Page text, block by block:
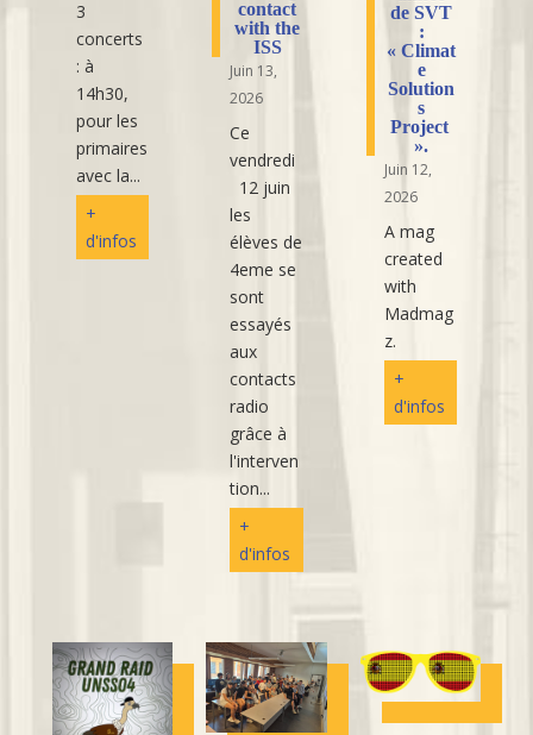
3
concerts
: à
14h30,
pour les
primaires
avec la...
+
d'infos
contact
with the
ISS
Juin 13,
2026
Ce
vendredi
12 juin
les
élèves de
4eme se
sont
essayés
aux
contacts
radio
grâce à
l'interven
tion...
+
d'infos
de SVT
:
« Climat
e
Solution
s
Project
».
Juin 12,
2026
A mag
created
with
Madmag
z.
+
d'infos